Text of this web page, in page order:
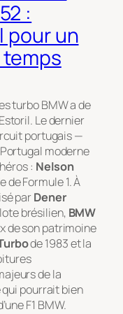
:
pour un
turbo BMW a de
Le dernier
portugais —
moderne
: Nelson
de Formule 1. À
parDener
brésilien, BMW
de son patrimoine
de 1983 et la
de la
pourrait bien
F1 BMW.